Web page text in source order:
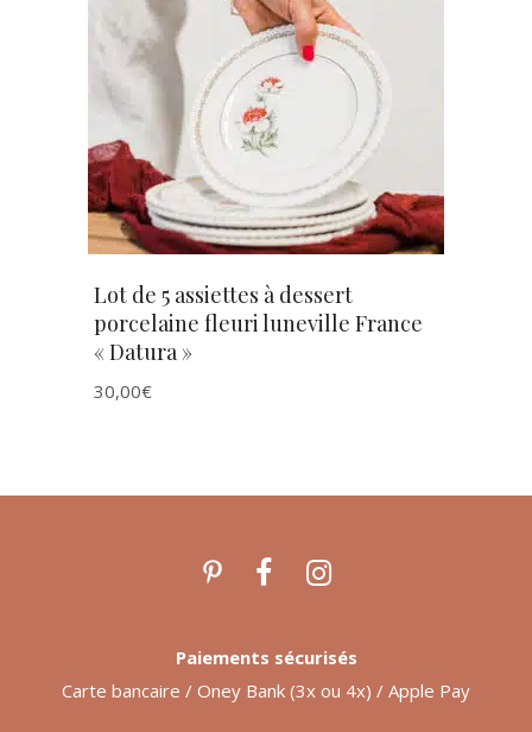
AJOUTER AU PANIER
Lot de 5 assiettes à dessert
porcelaine fleuri luneville France
« Datura »
30,00€
Paiements sécurisés
Carte bancaire / Oney Bank (3x ou 4x) / Apple Pay